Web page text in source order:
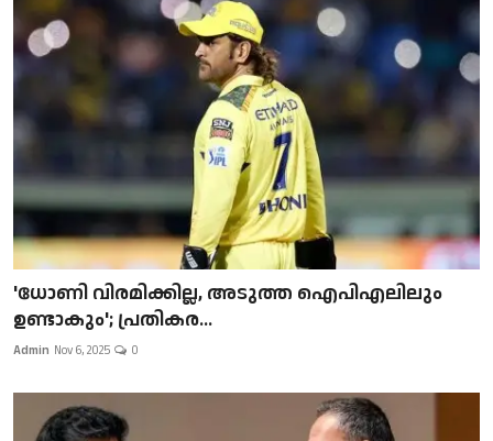
'ധോണി വിരമിക്കില്ല, അടുത്ത ഐപിഎലിലും
ഉണ്ടാകും'; പ്രതികര...
Admin Nov 6, 2025 0